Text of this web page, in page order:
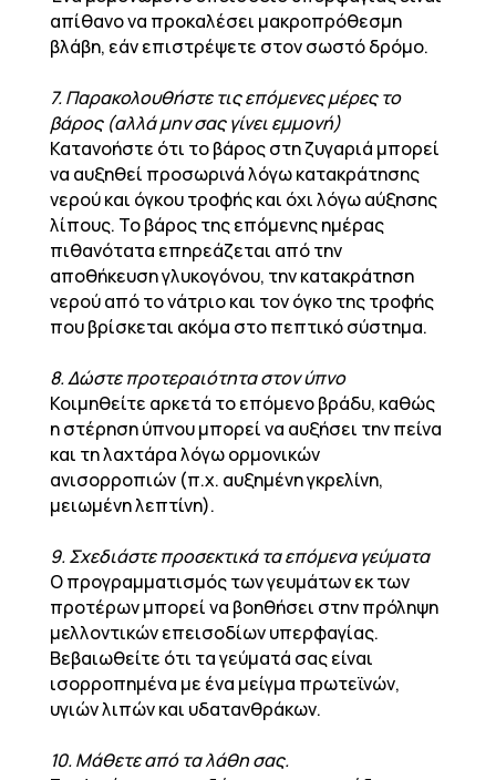
απίθανο να προκαλέσει μακροπρόθεσμη
βλάβη, εάν επιστρέψετε στον σωστό δρόμο.
7. Παρακολουθήστε τις επόμενες μέρες το
βάρος (αλλά μην σας γίνει εμμονή)
Κατανοήστε ότι το βάρος στη ζυγαριά μπορεί
να αυξηθεί προσωρινά λόγω κατακράτησης
νερού και όγκου τροφής και όχι λόγω αύξησης
λίπους. Το βάρος της επόμενης ημέρας
πιθανότατα επηρεάζεται από την
αποθήκευση γλυκογόνου, την κατακράτηση
νερού από το νάτριο και τον όγκο της τροφής
που βρίσκεται ακόμα στο πεπτικό σύστημα.
8. Δώστε προτεραιότητα στον ύπνο
Κοιμηθείτε αρκετά το επόμενο βράδυ, καθώς
η στέρηση ύπνου μπορεί να αυξήσει την πείνα
και τη λαχτάρα λόγω ορμονικών
ανισορροπιών (π.χ. αυξημένη γκρελίνη,
μειωμένη λεπτίνη).
9. Σχεδιάστε προσεκτικά τα επόμενα γεύματα
Ο προγραμματισμός των γευμάτων εκ των
προτέρων μπορεί να βοηθήσει στην πρόληψη
μελλοντικών επεισοδίων υπερφαγίας.
Βεβαιωθείτε ότι τα γεύματά σας είναι
ισορροπημένα με ένα μείγμα πρωτεϊνών,
υγιών λιπών και υδατανθράκων.
10. Μάθετε από τα λάθη σας.